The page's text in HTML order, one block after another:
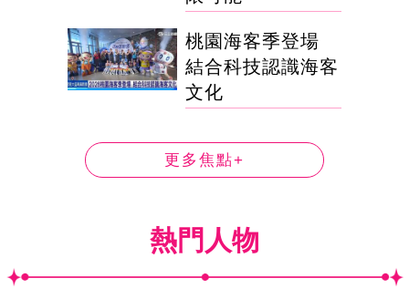
桃園海客季登場
結合科技認識海客
文化
更多焦點+
熱門人物